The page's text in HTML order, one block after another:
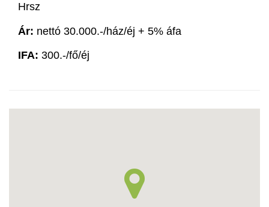
Hrsz
Ár: nettó 30.000.-/ház/éj + 5% áfa
IFA: 300.-/fő/éj